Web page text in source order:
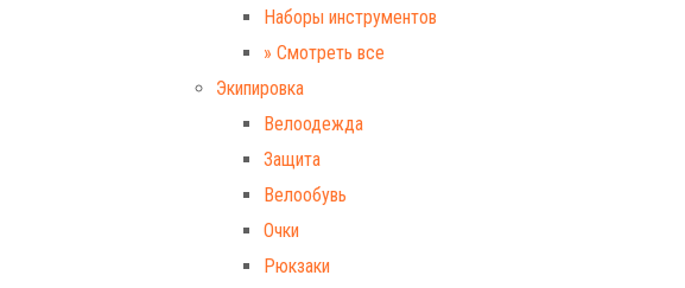
Наборы инструментов
» Смотреть все
Экипировка
Велоодежда
Защита
Велообувь
Очки
Рюкзаки